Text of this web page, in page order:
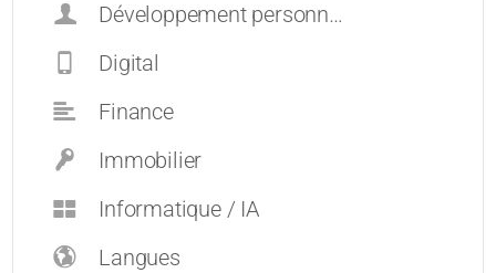
Développement personnel et carrières
Digital
Finance
Immobilier
Informatique / IA
Langues